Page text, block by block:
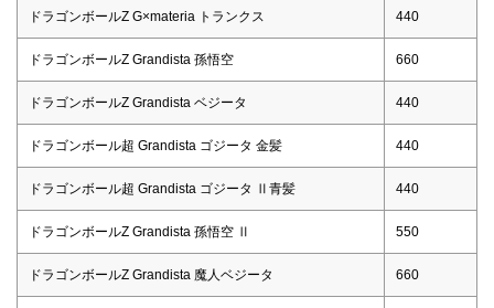
ドラゴンボールZ G×materia トランクス 440
ドラゴンボールZ Grandista 孫悟空 660
ドラゴンボールZ Grandista ベジータ 440
ドラゴンボール超 Grandista ゴジータ 金髪 440
ドラゴンボール超 Grandista ゴジータ Ⅱ青髪 440
ドラゴンボールZ Grandista 孫悟空 Ⅱ 550
ドラゴンボールZ Grandista 魔人ベジータ 660